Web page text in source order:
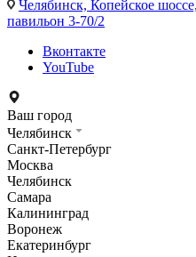
Челябинск, Копейское
павильон 3-70/2
Вконтакте
YouTube
Ваш город
Челябинск
Санкт-Петербург
Москва
Челябинск
Самара
Калининград
Воронеж
Екатеринбург